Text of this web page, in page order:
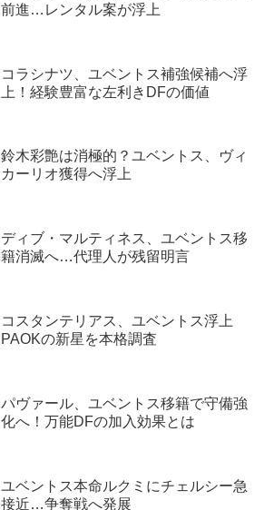
前進…レンタル案が浮上
コラシナツ、ユベントス補強候補へ浮
上！経験豊富な左利きDFの価値
鈴木彩艶は消極的？ユベントス、ヴィ
カーリオ獲得へ浮上
ディブ・マルティネス、ユベントス移
籍消滅へ…代理人が残留明言
コスタンテリアス、ユベントス浮上
PAOKの新星を本格調査
パヴァール、ユベントス移籍で守備強
化へ！万能DFの加入効果とは
ユベントス本命ルクミにチェルシー急
接近…争奪戦へ発展